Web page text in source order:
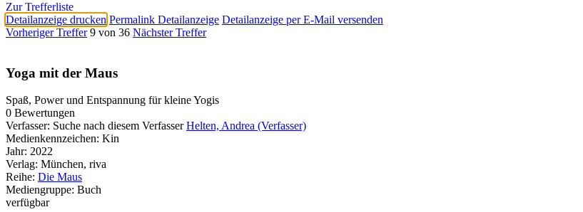
Zur Trefferliste
Detailanzeige drucken Permalink Detailanzeige Detailanzeige per E-Mail versenden
Vorheriger Treffer 9 von 36 Nächster Treffer
Yoga mit der Maus
Spaß, Power und Entspannung für kleine Yogis
0 Bewertungen
Verfasser: Suche nach diesem Verfasser Helten, Andrea (Verfasser)
Medienkennzeichen: Kin
Jahr: 2022
Verlag: München, riva
Reihe: Die Maus
Mediengruppe: Buch
verfügbar